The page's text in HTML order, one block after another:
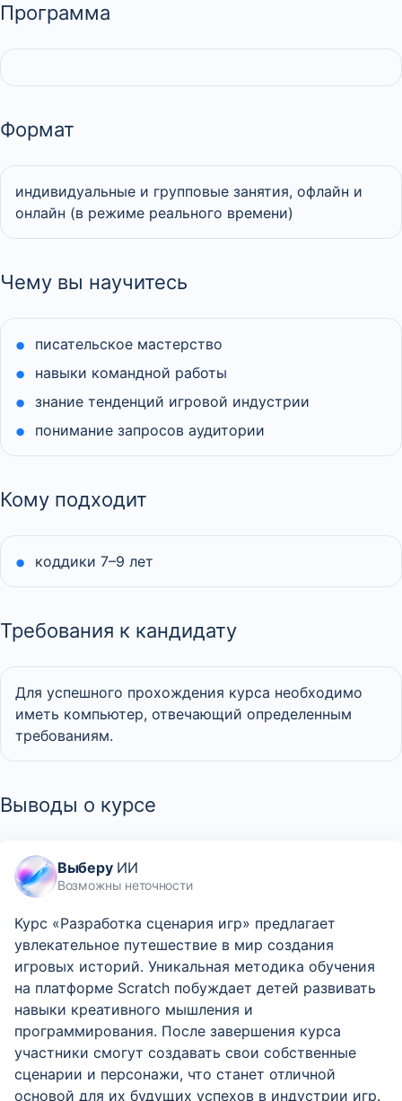
Программа
Формат
индивидуальные и групповые занятия, офлайн и
онлайн (в режиме реального времени)
Чему вы научитесь
писательское мастерство
навыки командной работы
знание тенденций игровой индустрии
понимание запросов аудитории
Кому подходит
коддики 7–9 лет
Требования к кандидату
Для успешного прохождения курса необходимо
иметь компьютер, отвечающий определенным
требованиям.
Выводы о курсе
ВыберуИИ
Возможны неточности
Курс «Разработка сценария игр» предлагает
увлекательное путешествие в мир создания
игровых историй. Уникальная методика обучения
на платформе Scratch побуждает детей развивать
навыки креативного мышления и
программирования. После завершения курса
участники смогут создавать свои собственные
сценарии и персонажи, что станет отличной
основой для их будущих успехов в индустрии игр.